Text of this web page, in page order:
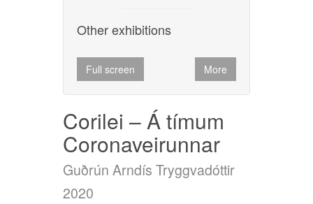
Other exhibitions
Full screen More
Corilei – Á tímum
Coronaveirunnar
Guðrún Arndís Tryggvadóttir
2020
Full screen More
Full screen More
Guðrún Arndís Tryggvadóttir